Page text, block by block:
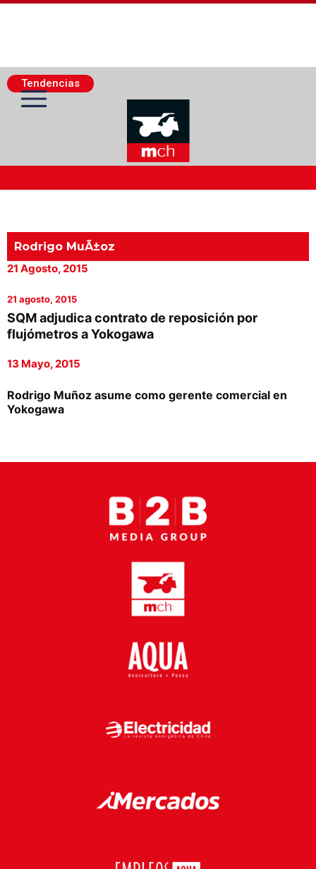
Tendencias
Actualidad Minera
Minería Superficie
Proveedores
Canal Digital
Columnas de Opinión
Designaciones
Rodrigo MuÃ±oz
21 Agosto, 2015
21 agosto, 2015
SQM adjudica contrato de reposición por
flujómetros a Yokogawa
13 Mayo, 2015
Rodrigo Muñoz asume como gerente comercial en
Yokogawa